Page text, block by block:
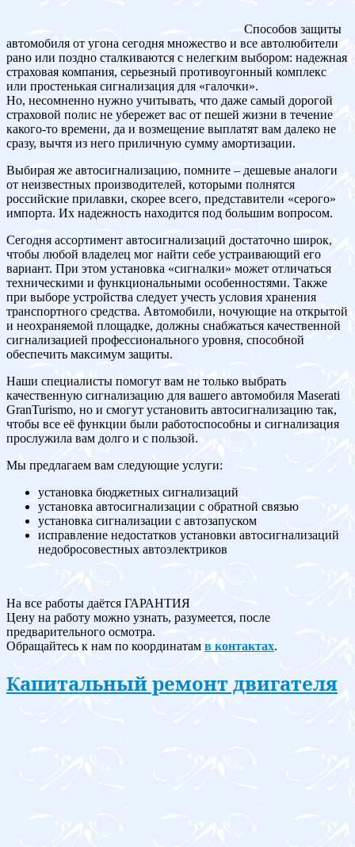
Способов защиты
автомобиля от угона сегодня множество и все автолюбители
рано или поздно сталкиваются с нелегким выбором: надежная
страховая компания, серьезный противоугонный комплекс
или простенькая сигнализация для «галочки».
Но, несомненно нужно учитывать, что даже самый дорогой
страховой полис не убережет вас от пешей жизни в течение
какого-то времени, да и возмещение выплатят вам далеко не
сразу, вычтя из него приличную сумму амортизации.
Выбирая же автосигнализацию, помните – дешевые аналоги
от неизвестных производителей, которыми полнятся
российские прилавки, скорее всего, представители «серого»
импорта. Их надежность находится под большим вопросом.
Сегодня ассортимент автосигнализаций достаточно широк,
чтобы любой владелец мог найти себе устраивающий его
вариант. При этом установка «сигналки» может отличаться
техническими и функциональными особенностями. Также
при выборе устройства следует учесть условия хранения
транспортного средства. Автомобили, ночующие на открытой
и неохраняемой площадке, должны снабжаться качественной
сигнализацией профессионального уровня, способной
обеспечить максимум защиты.
Наши специалисты помогут вам не только выбрать
качественную сигнализацию для вашего автомобиля Maserati
GranTurismo, но и смогут установить автосигнализацию так,
чтобы все её функции были работоспособны и сигнализация
прослужила вам долго и с пользой.
Мы предлагаем вам следующие услуги:
установка бюджетных сигнализаций
установка автосигнализации с обратной связью
установка сигнализации с автозапуском
исправление недостатков установки автосигнализаций
недобросовестных автоэлектриков
На все работы даётся ГАРАНТИЯ
Цену на работу можно узнать, разумеется, после
предварительного осмотра.
Обращайтесь к нам по координатам в контактах.
Капитальный ремонт двигателя